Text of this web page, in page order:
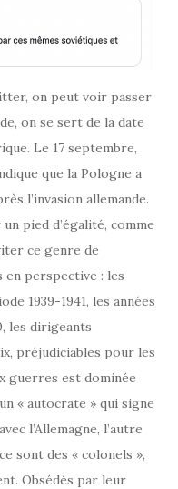
on peut voir passer
on se sert de la date
Le 17 septembre,
que la Pologne a
l’invasion allemande.
pied d’égalité, comme
ce genre de
perspective : les
1939-1941, les années
les dirigeants
préjudiciables pour les
guerres est dominée
« autocrate » qui signe
l’Allemagne, l’autre
sont des « colonels »,
Obsédés par leur